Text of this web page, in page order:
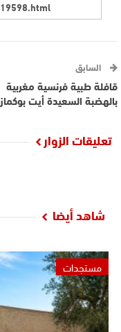
السابق
قافلة طبية فرنسية مغربية
بالهضبة السعيدة أيت بوكماز
تعليقات الزوار
شاهد أيضا
مستجدات